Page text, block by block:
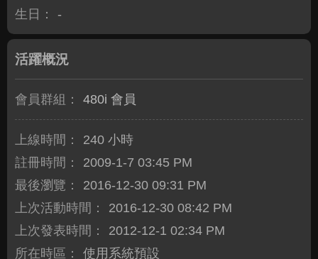
生日：
-
活躍概況
會員群組： 480i 會員
上線時間：
240 小時
註冊時間：
2009-1-7 03:45 PM
最後瀏覽：
2016-12-30 09:31 PM
上次活動時間：
2016-12-30 08:42 PM
上次發表時間：
2012-12-1 02:34 PM
所在時區：
使用系統預設